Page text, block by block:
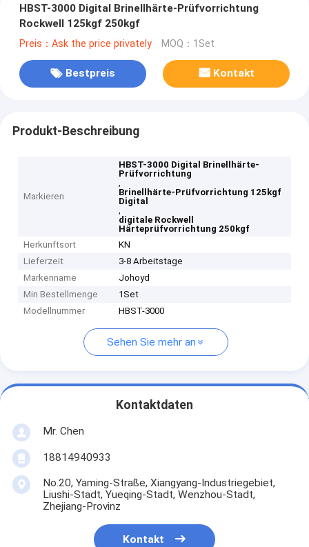
HBST-3000 Digital Brinellhärte-Prüfvorrichtung
Rockwell 125kgf 250kgf
Preis：Ask the price privately MOQ：1Set
Bestpreis Kontakt
Produkt-Beschreibung
Markieren
HBST-3000 Digital Brinellhärte-
Prüfvorrichtung
,
Brinellhärte-Prüfvorrichtung 125kgf
Digital
,
digitale Rockwell
Härteprüfvorrichtung 250kgf
Herkunftsort
KN
Lieferzeit
3-8 Arbeitstage
Markenname
Johoyd
Min Bestellmenge
1Set
Modellnummer
HBST-3000
Sehen Sie mehr an
Kontaktdaten
Mr. Chen
18814940933
No.20, Yaming-Straße, Xiangyang-Industriegebiet,
Liushi-Stadt, Yueqing-Stadt, Wenzhou-Stadt,
Zhejiang-Provinz
Kontakt